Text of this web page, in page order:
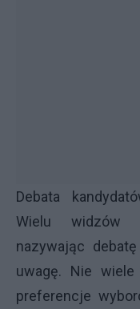
Debata
Wielu widzów
nazywając
uwagę. Nie
preferencje